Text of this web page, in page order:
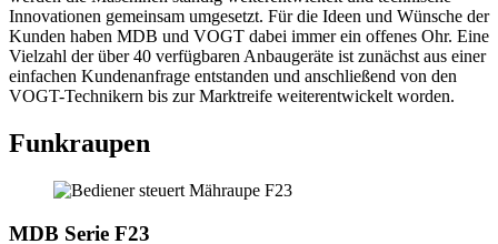
Innovationen gemeinsam umgesetzt. Für die Ideen und Wünsche der
Kunden haben MDB und VOGT dabei immer ein offenes Ohr. Eine
Vielzahl der über 40 verfügbaren Anbaugeräte ist zunächst aus einer
einfachen Kundenanfrage entstanden und anschließend von den
VOGT-Technikern bis zur Marktreife weiterentwickelt worden.
Funkraupen
MDB Serie F23